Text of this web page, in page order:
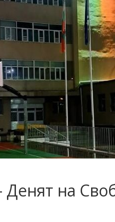
Денят на